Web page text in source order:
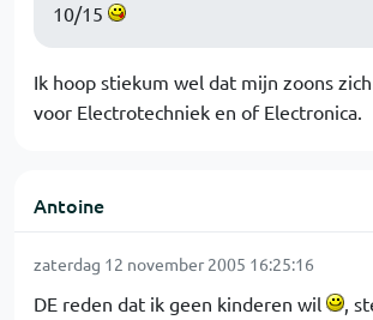
10/15
Ik hoop stiekum wel dat mijn zoons
voor Electrotechniek en of Electronica.
Antoine
zaterdag 12 november 2005 16:25:16
DE reden dat ik geen kinderen wil
,